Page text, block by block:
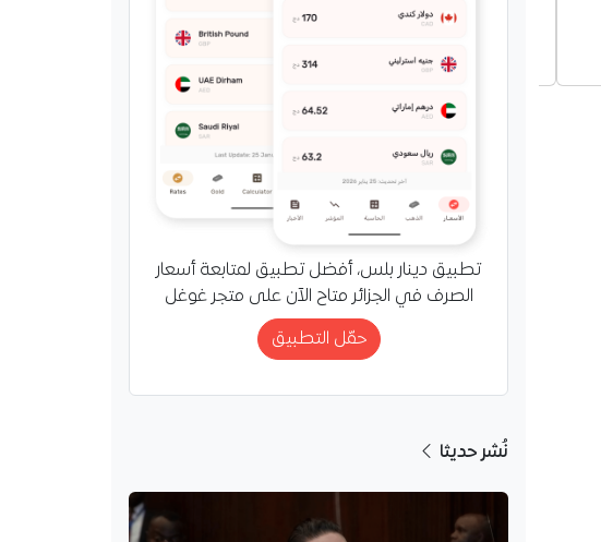
تطبيق دينار بلس، أفضل تطبيق لمتابعة أسعار
الصرف في الجزائر متاح الآن على متجر غوغل
حمّل التطبيق
نُشر حديثا